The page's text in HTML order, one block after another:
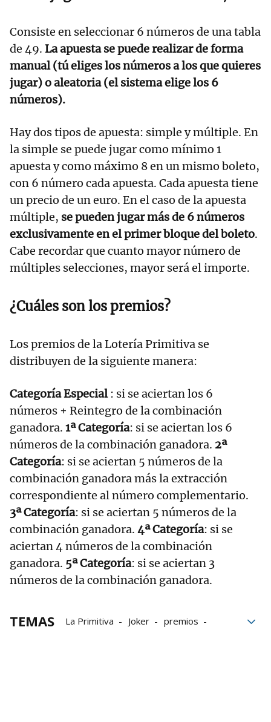
Consiste en seleccionar 6 números de una tabla
de 49. La apuesta se puede realizar de forma
manual (tú eliges los números a los que quieres
jugar) o aleatoria (el sistema elige los 6
números).
Hay dos tipos de apuesta: simple y múltiple. En
la simple se puede jugar como mínimo 1
apuesta y como máximo 8 en un mismo boleto,
con 6 número cada apuesta. Cada apuesta tiene
un precio de un euro. En el caso de la apuesta
múltiple, se pueden jugar más de 6 números
exclusivamente en el primer bloque del boleto.
Cabe recordar que cuanto mayor número de
múltiples selecciones, mayor será el importe.
¿Cuáles son los premios?
Los premios de la Lotería Primitiva se
distribuyen de la siguiente manera:
Categoría Especial : si se aciertan los 6
números + Reintegro de la combinación
ganadora. 1ª Categoría: si se aciertan los 6
números de la combinación ganadora. 2ª
Categoría: si se aciertan 5 números de la
combinación ganadora más la extracción
correspondiente al número complementario.
3ª Categoría: si se aciertan 5 números de la
combinación ganadora. 4ª Categoría: si se
aciertan 4 números de la combinación
ganadora. 5ª Categoría: si se aciertan 3
números de la combinación ganadora.
TEMAS La Primitiva Joker
premios